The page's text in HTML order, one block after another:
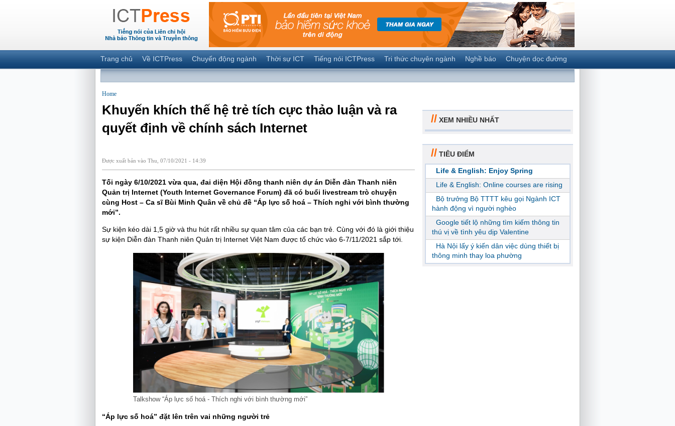
Trang chủ Về ICTPress Chuyển động ngành Thời sự ICT Tiếng nói ICTPress Tri thức chuyên ngành Nghề báo Chuyện dọc đường
Home
Khuyến khích thế hệ trẻ tích cực thảo luận và ra
quyết định về chính sách Internet
Được xuất bản vào Thu, 07/10/2021 - 14:39
Tối ngày 6/10/2021 vừa qua, đai diện Hội đồng thanh niên dự án Diễn đàn Thanh niên
Quản trị Internet (Youth Internet Governance Forum) đã có buổi livestream trò chuyện
cùng Host – Ca sĩ Bùi Minh Quân về chủ đề “Áp lực số hoá – Thích nghi với bình thường
mới”.
Sự kiện kéo dài 1,5 giờ và thu hút rất nhiều sự quan tâm của các bạn trẻ. Cùng với đó là giới thiệu
sự kiện Diễn đàn Thanh niên Quản trị Internet Việt Nam được tổ chức vào 6-7/11/2021 sắp tới.
Talkshow “Áp lực số hoá - Thích nghi với bình thường mới”
“Áp lực số hoá” đặt lên trên vai những người trẻ
// XEM NHIỀU NHẤT
// TIÊU ĐIỂM
Life & English: Enjoy Spring
Life & English: Online courses are rising
Bộ trưởng Bộ TTTT kêu gọi Ngành ICT
hành động vì người nghèo
Google tiết lộ những tìm kiếm thông tin
thú vị về tình yêu dịp Valentine
Hà Nội lấy ý kiến dân việc dùng thiết bị
thông minh thay loa phường